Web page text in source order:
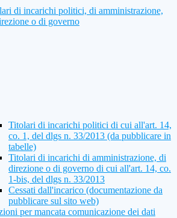
di incarichi politici, di amministrazione,
o di governo
Titolari di incarichi politici di cui all'art. 14,
co. 1, del dlgs n. 33/2013 (da pubblicare in
tabelle)
Titolari di incarichi di amministrazione, di
direzione o di governo di cui all'art. 14, co.
1-bis, del dlgs n. 33/2013
Cessati dall'incarico (documentazione da
pubblicare sul sito web)
per mancata comunicazione dei dati